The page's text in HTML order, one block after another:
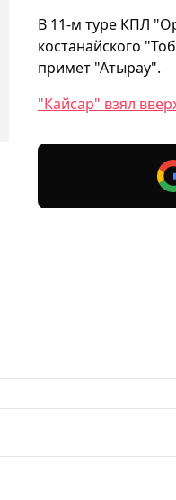
В 11-м туре КПЛ
костанайского
примет "Атырау".
"Кайсар" взял